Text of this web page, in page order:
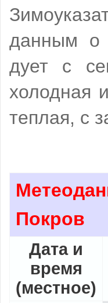
данным о
дует с
холодная
теплая, с
Покров
Дата и
время
(местное)